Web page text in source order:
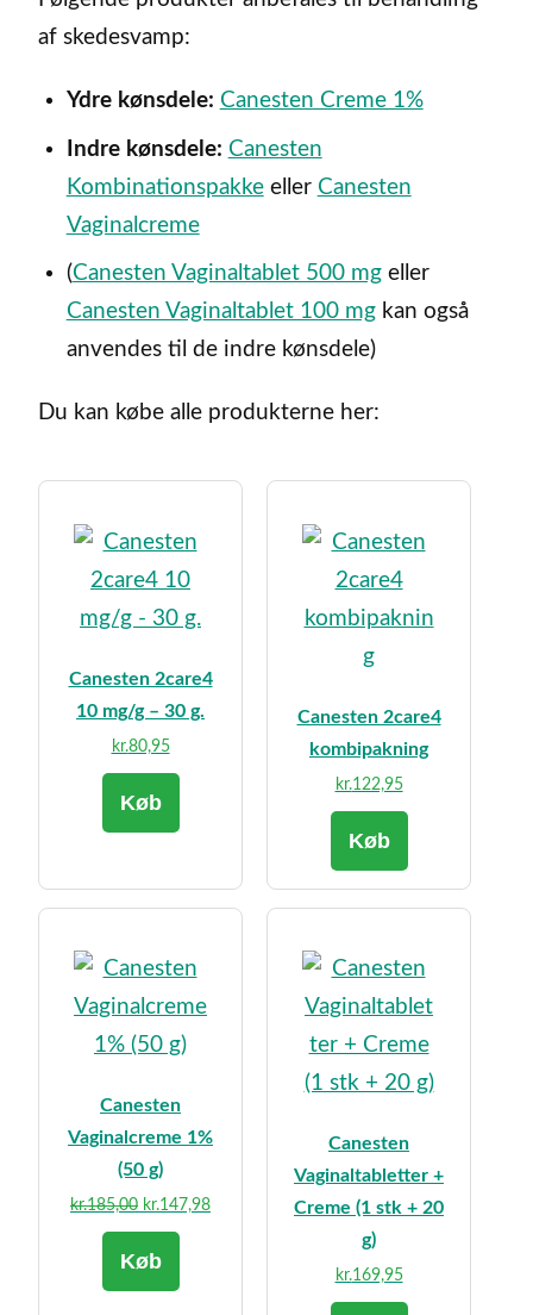
af skedesvamp:
Ydre kønsdele: Canesten Creme 1%
Indre kønsdele: Canesten
Kombinationspakkeeller Canesten
Vaginalcreme
(Canesten Vaginaltablet 500 mgeller
Canesten Vaginaltablet 100 mgkan også
anvendes til de indre kønsdele)
Du kan købe alle produkterne her:
Canesten 2care4
10 mg/g – 30 g.
kr.80,95
Køb
Canesten 2care4
kombipakning
kr.122,95
Køb
Canesten
Vaginalcreme 1%
(50 g)
kr.185,00 Den
oprindelige
pris
kr.147,98Den
Køb
Canesten
Vaginaltabletter +
Creme (1 stk + 20
g)
kr.169,95